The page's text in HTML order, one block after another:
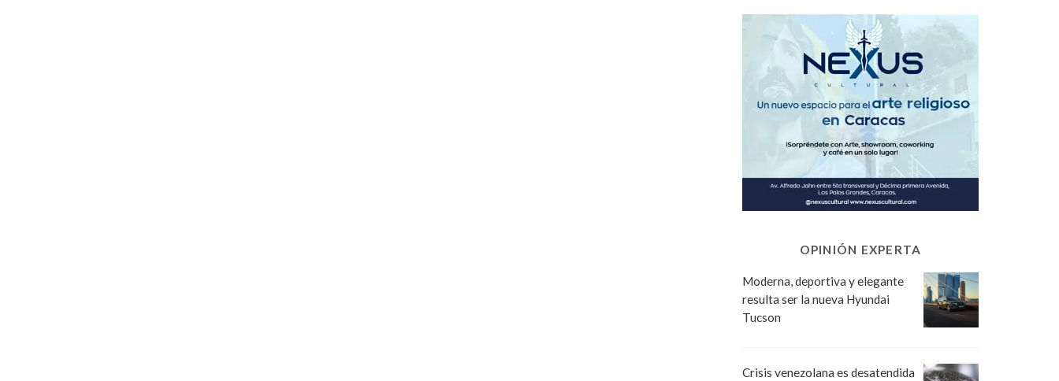
OPINIÓN EXPERTA
Moderna, deportiva y elegante
resulta ser la nueva Hyundai
Tucson
Crisis venezolana es desatendida